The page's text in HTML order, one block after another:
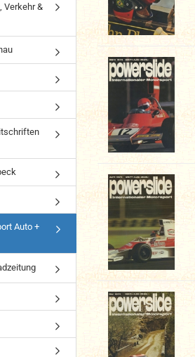
Verkehr &
Auto +